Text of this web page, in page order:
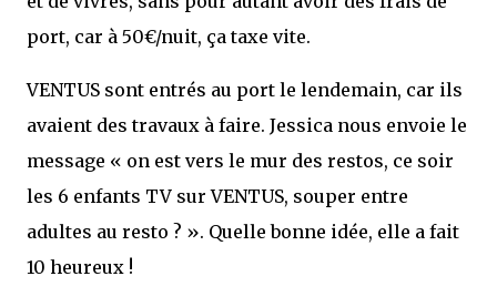
port, car à 50€/nuit, ça taxe vite.
VENTUS sont entrés au port le lendemain, car ils
avaient des travaux à faire. Jessica nous envoie le
message « on est vers le mur des restos, ce soir
les 6 enfants TV sur VENTUS, souper entre
adultes au resto ? ». Quelle bonne idée, elle a fait
10 heureux !